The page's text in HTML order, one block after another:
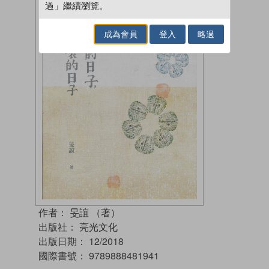
作者： 旻誼 （著）
出版社： 亮光文化
出版日期： 12/2018
國際書號： 9789888481941
過」繼續瀏覽。
成為會員 登入 略過